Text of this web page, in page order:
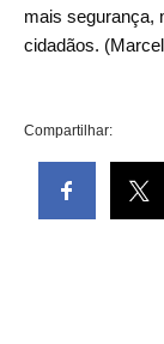
mais segurança,
cidadãos.
Compartilhar: